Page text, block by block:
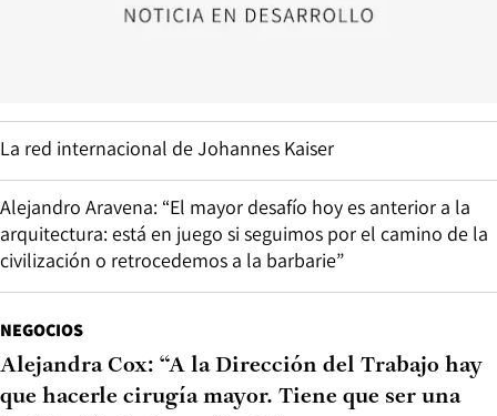
La red internacional de Johannes Kaiser
Alejandro Aravena: “El mayor desafío hoy es anterior a la
arquitectura: está en juego si seguimos por el camino de la
civilización o retrocedemos a la barbarie”
NEGOCIOS
Alejandra Cox: “A la Dirección del Trabajo hay
que hacerle cirugía mayor. Tiene que ser una